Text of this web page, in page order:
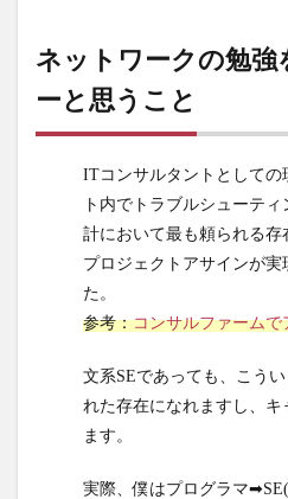
つい
て、
VTEP
は宛先
IPアド
セット
するリ
モート
VTEP
のIPア
をどの
ように
学習す
るか。
内に答
ネットワークの勉
ーと思うこと
ITコンサルタントとしての
ト内でトラブルシューテ
計において最も頼られる存
プロジェクトアサインが
た。
参考：コンサルファーム
文系SEであっても、こう
れた存在になれますし、キ
ます。
実際、僕はプログラマ